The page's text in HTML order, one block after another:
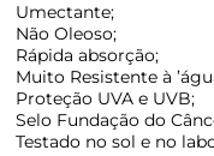
Umectante;
Não Oleoso;
Rápida absorção;
Muito Resistente à
Proteção UVA e UVB;
Selo Fundação do
Testado no sol e no